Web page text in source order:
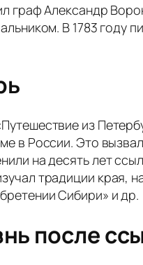
граф Александр
В 1783 году
из
в России. Это
на десять лет
традиции края,
Сибири» и др.
после